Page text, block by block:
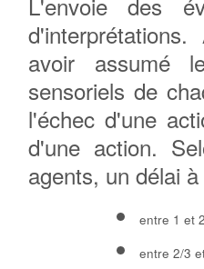
avoir assumé
sensoriels de
l'échec d'une
d'une action.
agents, un délai
entre 1 et
entre 2/3